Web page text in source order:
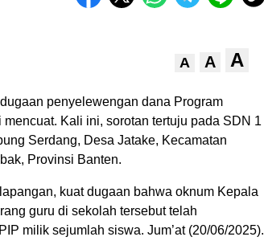
A A A
penyelewengan dana Program
mencuat. Kali ini, sorotan tertuju pada SDN 1
Serdang, Desa Jatake, Kecamatan
Provinsi Banten.
kuat dugaan bahwa oknum Kepala
guru di sekolah tersebut telah
milik sejumlah siswa. Jum’at (20/06/2025).